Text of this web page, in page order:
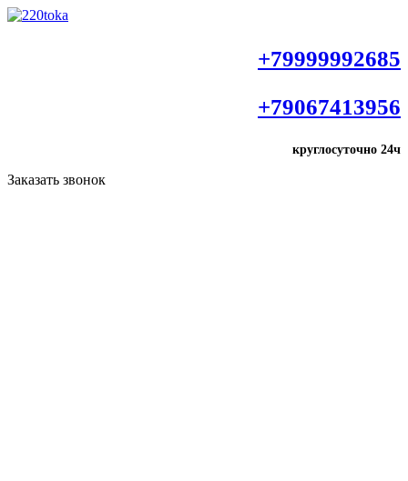
+79999992685
+79067413956
круглосуточно 24ч
Заказать звонок